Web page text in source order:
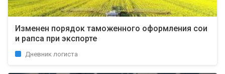
Изменен порядок таможенного оформления сои
и рапса при экспорте
Дневник логиста